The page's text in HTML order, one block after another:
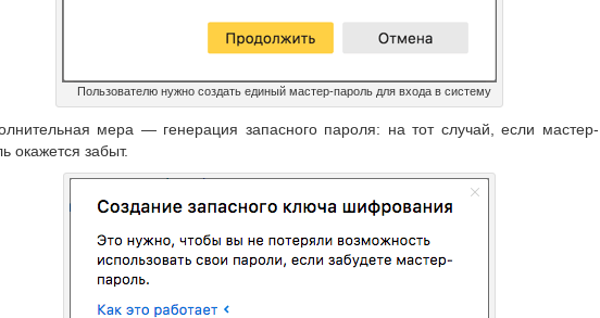
Пользователю нужно создать единый мастер-пароль для входа в систему
мера — генерация запасного пароля: на тот случай, если мастер-
окажется забыт.